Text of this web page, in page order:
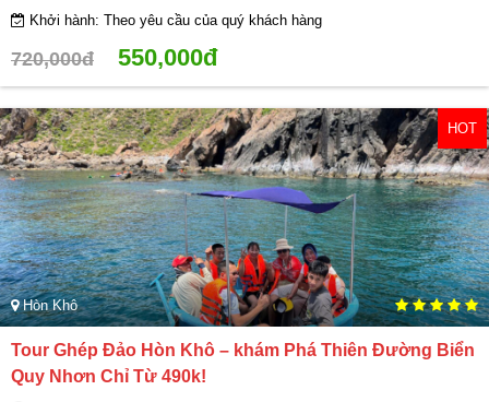
Khởi hành: Theo yêu cầu của quý khách hàng
720,000đ 550,000đ
HOT
Hòn Khô
Tour Ghép Đảo Hòn Khô – khám Phá Thiên Đường Biển
Quy Nhơn Chỉ Từ 490k!